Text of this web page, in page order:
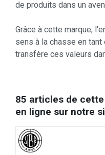
de produits dans un
Grâce à cette marque,
sens à la chasse en
transfère ces valeurs
85 articles de
en ligne sur notre